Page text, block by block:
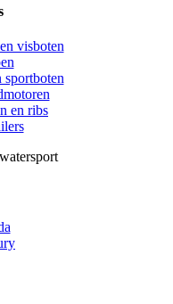
visboten
sportboten
en ribs